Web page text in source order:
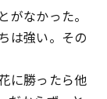
なかった。
は強い。その
に勝ったら他